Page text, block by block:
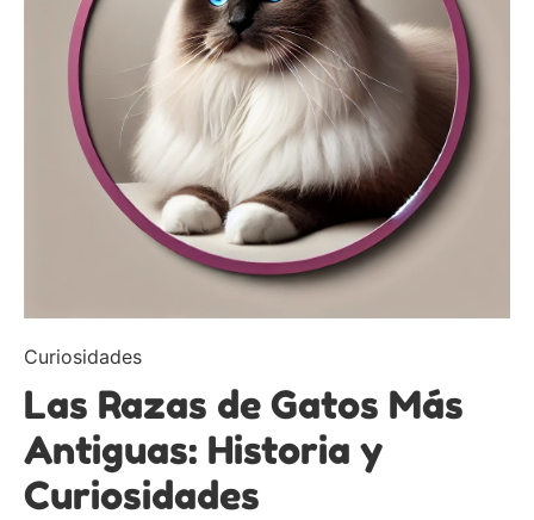
Curiosidades
Las Razas de Gatos Más
Antiguas: Historia y
Curiosidades